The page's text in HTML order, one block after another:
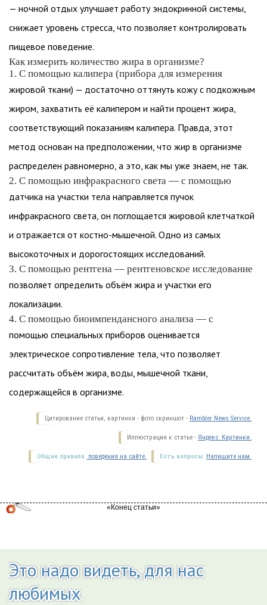
— ночной отдых улучшает работу эндокринной системы,
снижает уровень стресса, что позволяет контролировать
пищевое поведение.
Как измерить количество жира в организме?
1. С помощью калипера (прибора для измерения
жировой ткани) — достаточно оттянуть кожу с подкожным
жиром, захватить её калипером и найти процент жира,
соответствующий показаниям калипера. Правда, этот
метод основан на предположении, что жир в организме
распределен равномерно, а это, как мы уже знаем, не так.
2. С помощью инфракрасного света — с помощью
датчика на участки тела направляется пучок
инфракрасного света, он поглощается жировой клетчаткой
и отражается от костно-мышечной. Одно из самых
высокоточных и дорогостоящих исследований.
3. С помощью рентгена — рентгеновское исследование
позволяет определить объём жира и участки его
локализации.
4. С помощью биоимпендансного анализа — с
помощью специальных приборов оценивается
электрическое сопротивление тела, что позволяет
рассчитать объём жира, воды, мышечной ткани,
содержащейся в организме.
Цитирование статьи, картинки - фото скриншот - Rambler News Service.
Иллюстрация к статье - Яндекс. Картинки.
Есть вопросы. Напишите нам.
Общие правила поведения на сайте.
Это надо видеть, для нас
любимых